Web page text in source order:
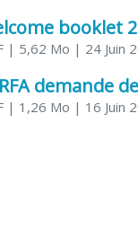
booklet
| 5,62 Mo | 24 Juin
| 1,26 Mo | 16 Juin